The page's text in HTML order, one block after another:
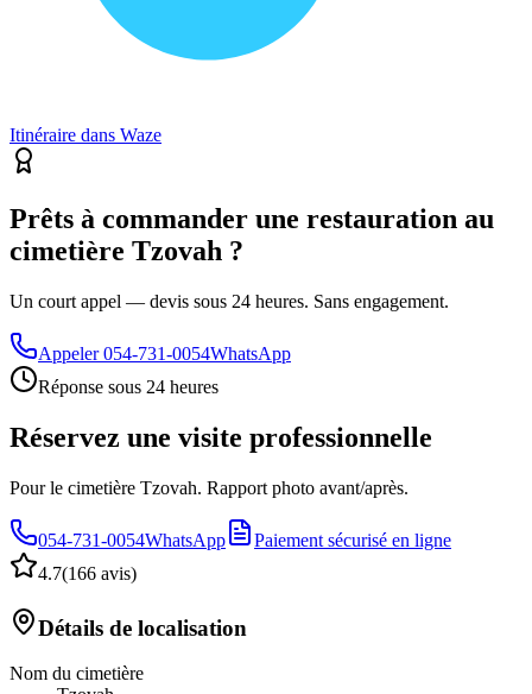
Itinéraire dans Waze
Prêts à commander une restauration au
cimetière Tzovah ?
Un court appel — devis sous 24 heures. Sans engagement.
Appeler 054-731-0054WhatsApp
Réponse sous 24 heures
Réservez une visite professionnelle
Pour le cimetière Tzovah. Rapport photo avant/après.
054-731-0054WhatsApp
Paiement sécurisé en ligne
4.7(166 avis)
Détails de localisation
Nom du cimetière